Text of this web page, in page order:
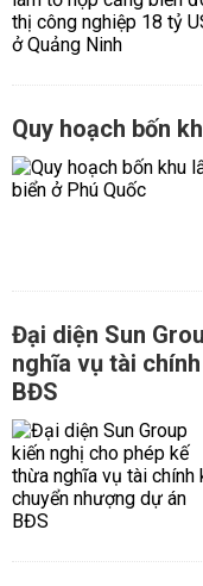
Quy hoạch bốn
Đại diện Sun
nghĩa vụ tài
BĐS